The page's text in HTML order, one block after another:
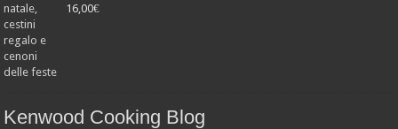
Valutato
16,00€
Kenwood Cooking Blog